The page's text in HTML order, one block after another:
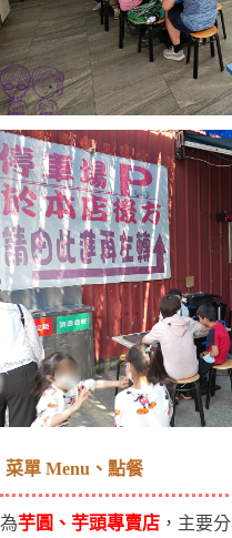
菜單 Menu、點餐
為芋圓、芋頭專賣店 ，主要